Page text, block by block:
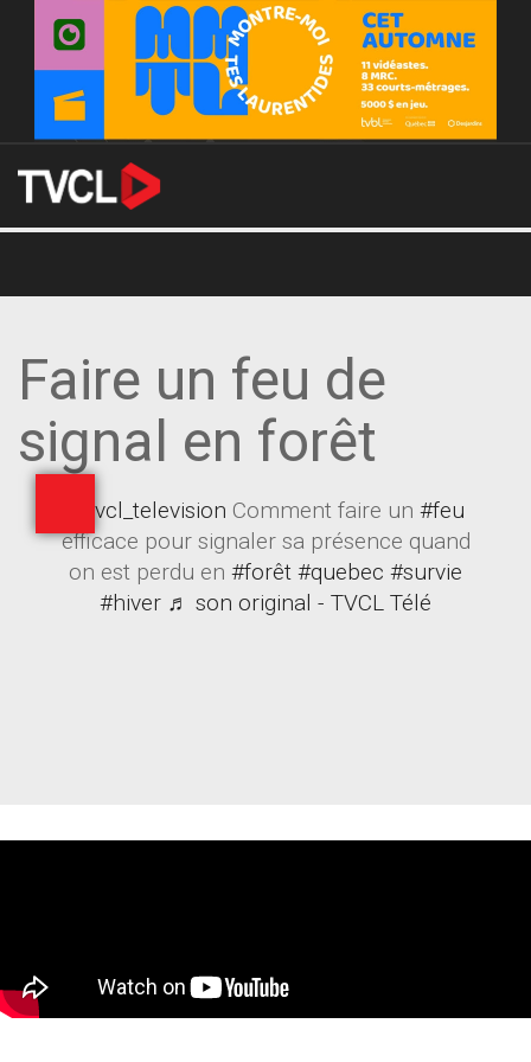
Faire un feu de
signal en forêt
@tvcl_television Comment faire un #feu
efficace pour signaler sa présence quand
on est perdu en #forêt #quebec #survie
#hiver ♬ son original - TVCL Télé